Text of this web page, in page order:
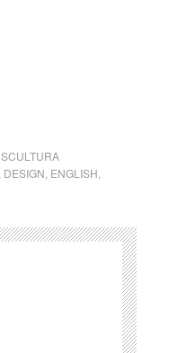
SCULTURA
DESIGN ENGLISH